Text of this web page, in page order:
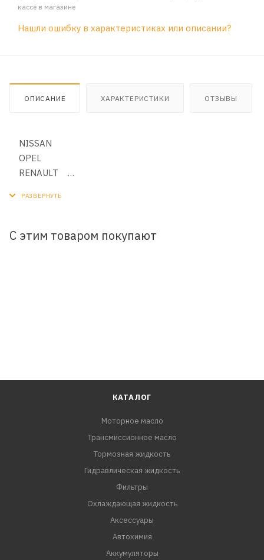
кассе в магазине
Нашли ошибку в характеристиках или описании?
ОПИСАНИЕ ХАРАКТЕРИСТИКИ ОТЗЫВЫ
NISSAN
OPEL
RENAULT
С этим товаром покупают
КАТАЛОГ
Моторное масло
Трансмиссионное масло
Тормозная жидкость
Гидравлическая жидкость
Фильтры
Охлаждающая жидкость
Аксессуары
Автохимия
Аккумуляторы